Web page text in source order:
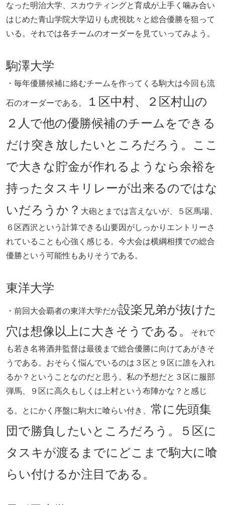
なった明治大学、スカウティングと育成が上手く噛み合い
はじめた青山学院大学辺りも虎視眈々と総合優勝を狙って
いる。それでは各チームのオーダーを見ていってみよう。
駒澤大学
・毎年優勝候補に絡むチームを作ってくる駒大は今回も流
石のオーダーである。
１区中村、２区村山の
２人で他の優勝候補のチームをできる
だけ突き放したいところだろう。ここ
で大きな貯金が作れるようなら余裕を
持ったタスキリレーが出来るのではな
いだろうか？ 大砲とまでは言えないが、５区馬場、
６区西沢という計算できる山要因がしっかりエントリーさ
れていることも心強く感じる。今大会は横綱相撲での総合
優勝という可能性もありそうである。
東洋大学
・前回大会覇者の東洋大学だが設楽兄弟が抜けた
穴は想像以上に大きそうである。
それで
も若き名将酒井監督は最後まで総合優勝に向けてあがきそ
うである。おそらく悩んでいるのは３区と９区に誰を入れ
るか？ということなのだと思う。私の予想だと３区に服部
弾馬、９区に高久もしくは上村という布陣かな？と感じ
る。とにかく序盤に駒大に喰らい付き、 常に先頭集
団で勝負したいところだろう。５区に
タスキが渡るまでにどこまで駒大に喰
らい付けるか注目である。